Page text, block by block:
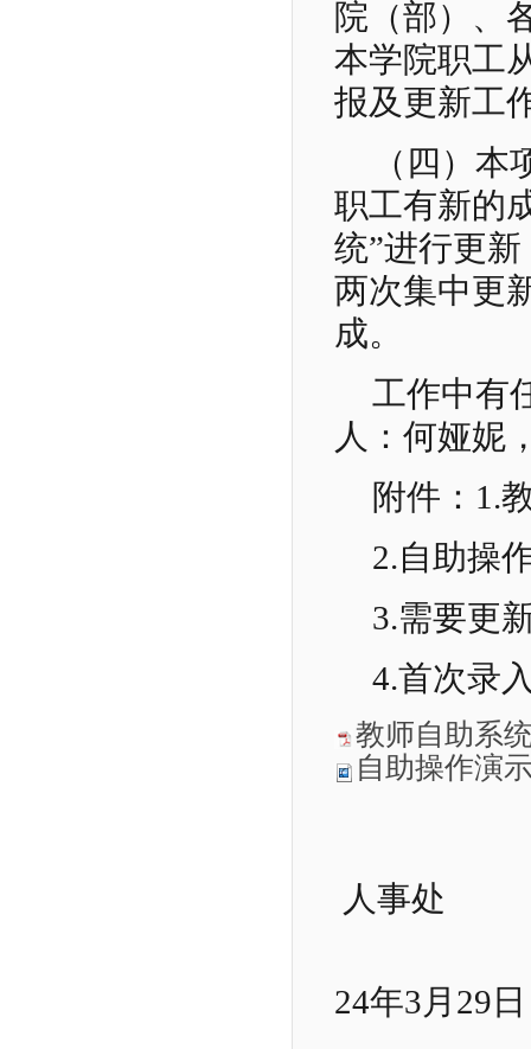
院（部）、
本学院职工
报及更新工
（四）
职工有新的
统”进行更
两次集中更
成。
工作中有
人：何娅妮
附件：1.
2.自助操
3.需要更
4.首次录
教师自助系
自助操作演
人事处
24年3月29日